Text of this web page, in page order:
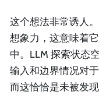
这个想法非常诱人
想象力，这意味着
中。LLM 探索状态
输入和边界情况对
而这恰恰是未被发现